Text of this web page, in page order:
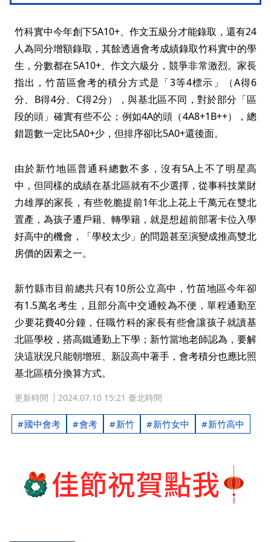
竹科實中今年創下5A10+、作文五級分才能錄取，還有24
人為同分增額錄取，其餘透過會考成績錄取竹科實中的學
生，分數都在5A10+、作文六級分，競爭非常激烈。家長
指出，竹苗區會考的積分方式是「3等4標示」（A得6
分、B得4分、C得2分），與基北區不同，對於部分「區
段的頭」確實有些不公；例如4A的頭（4A8+1B++），總
錯題數一定比5A0+少，但排序卻比5A0+還後面。
由於新竹地區普通科總數不多，沒有5A上不了明星高
中，但同樣的成績在基北區就有不少選擇，從事科技業財
力雄厚的家長，有些乾脆提前1年北上花上千萬元在雙北
置產，為孩子遷戶籍、轉學籍，就是想超前部署卡位入學
好高中的機會，「學校太少」的問題甚至演變成推高雙北
房價的因素之一。
新竹縣市目前總共只有10所公立高中，竹苗地區今年卻
有1.5萬名考生，且部分高中交通較為不便，單程通勤至
少要花費40分鐘，任職竹科的家長有些會讓孩子就讀基
北區學校，搭高鐵通勤上下學；新竹當地老師認為，要解
決這狀況只能朝增班、新設高中著手，會考積分也應比照
基北區積分換算方式。
更新時間 2024.07.10 15:21 臺北時間
國中會考 會考 新竹 新竹女中 新竹高中